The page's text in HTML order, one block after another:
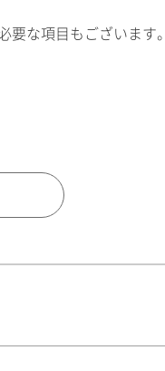
所検索
な項目もございます。